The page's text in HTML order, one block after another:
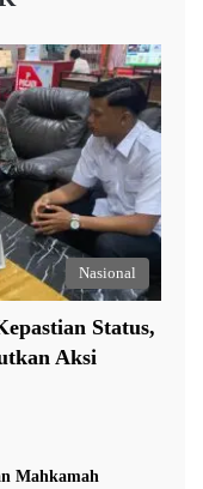
antara
di Mapolres
dapat
apabila
keterangannya
yang
Allah akan kami
korupsi dan
(*)
Nasional
Status,
Aksi
Mahkamah